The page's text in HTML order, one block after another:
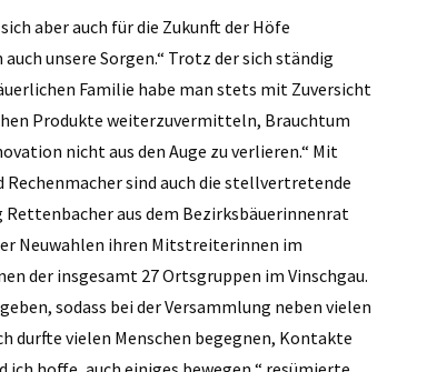
aber auch für die Zukunft der Höfe
unsere Sorgen.“ Trotz der sich ständig
Familie habe man stets mit Zuversicht
Produkte weiterzuvermitteln, Brauchtum
nicht aus den Auge zu verlieren.“ Mit
sind auch die stellvertretende
aus dem Bezirksbäuerinnenrat
Neuwahlen ihren Mitstreiterinnen im
der insgesamt 27 Ortsgruppen im Vinschgau.
sodass bei der Versammlung neben vielen
durfte vielen Menschen begegnen, Kontakte
von Michael Andres